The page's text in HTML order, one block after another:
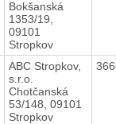
Bokšanská
1353/19,
09101
Stropkov
ABC Stropkov,
s.r.o.
Chotčanská
53/148, 09101
Stropkov